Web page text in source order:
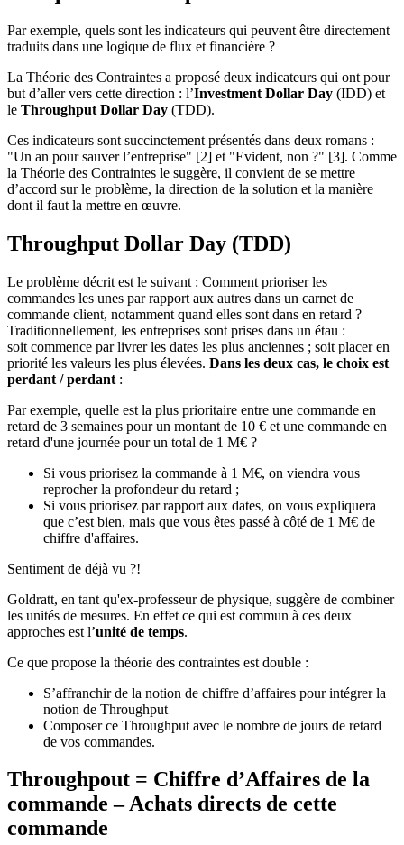
Par exemple, quels sont les indicateurs qui peuvent être directement
traduits dans une logique de flux et financière ?
La Théorie des Contraintes a proposé deux indicateurs qui ont pour
but d’aller vers cette direction : l’Investment Dollar Day (IDD) et
le Throughput Dollar Day (TDD).
Ces indicateurs sont succinctement présentés dans deux romans :
"Un an pour sauver l’entreprise" [2] et "Evident, non ?" [3]. Comme
la Théorie des Contraintes le suggère, il convient de se mettre
d’accord sur le problème, la direction de la solution et la manière
dont il faut la mettre en œuvre.
Throughput Dollar Day (TDD)
Le problème décrit est le suivant : Comment prioriser les
commandes les unes par rapport aux autres dans un carnet de
commande client, notamment quand elles sont dans en retard ?
Traditionnellement, les entreprises sont prises dans un étau :
soit commence par livrer les dates les plus anciennes ; soit placer en
priorité les valeurs les plus élevées. Dans les deux cas, le choix est
perdant / perdant :
Par exemple, quelle est la plus prioritaire entre une commande en
retard de 3 semaines pour un montant de 10 € et une commande en
retard d'une journée pour un total de 1 M€ ?
Si vous priorisez la commande à 1 M€, on viendra vous
reprocher la profondeur du retard ;
Si vous priorisez par rapport aux dates, on vous expliquera
que c’est bien, mais que vous êtes passé à côté de 1 M€ de
chiffre d'affaires.
Sentiment de déjà vu ?!
Goldratt, en tant qu'ex-professeur de physique, suggère de combiner
les unités de mesures. En effet ce qui est commun à ces deux
approches est l’unité de temps.
Ce que propose la théorie des contraintes est double :
S’affranchir de la notion de chiffre d’affaires pour intégrer la
notion de Throughput
Composer ce Throughput avec le nombre de jours de retard
de vos commandes.
Throughpout = Chiffre d’Affaires de la
commande – Achats directs de cette
commande